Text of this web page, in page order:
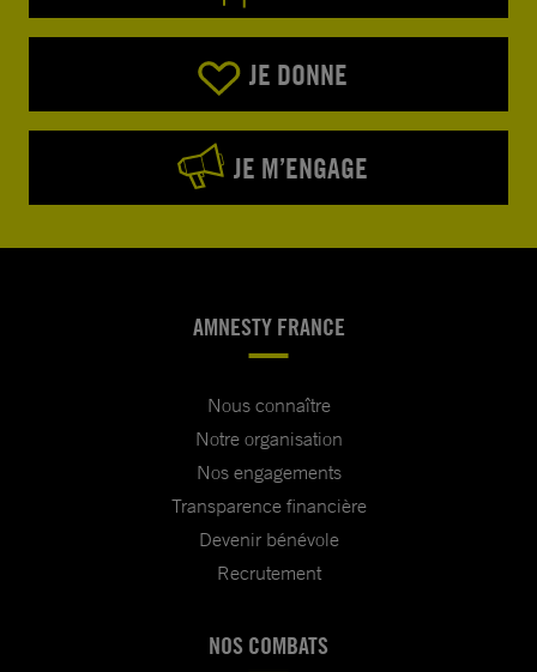
JE DONNE
JE M’ENGAGE
AMNESTY FRANCE
Nous connaître
Notre organisation
Nos engagements
Transparence financière
Devenir bénévole
Recrutement
NOS COMBATS